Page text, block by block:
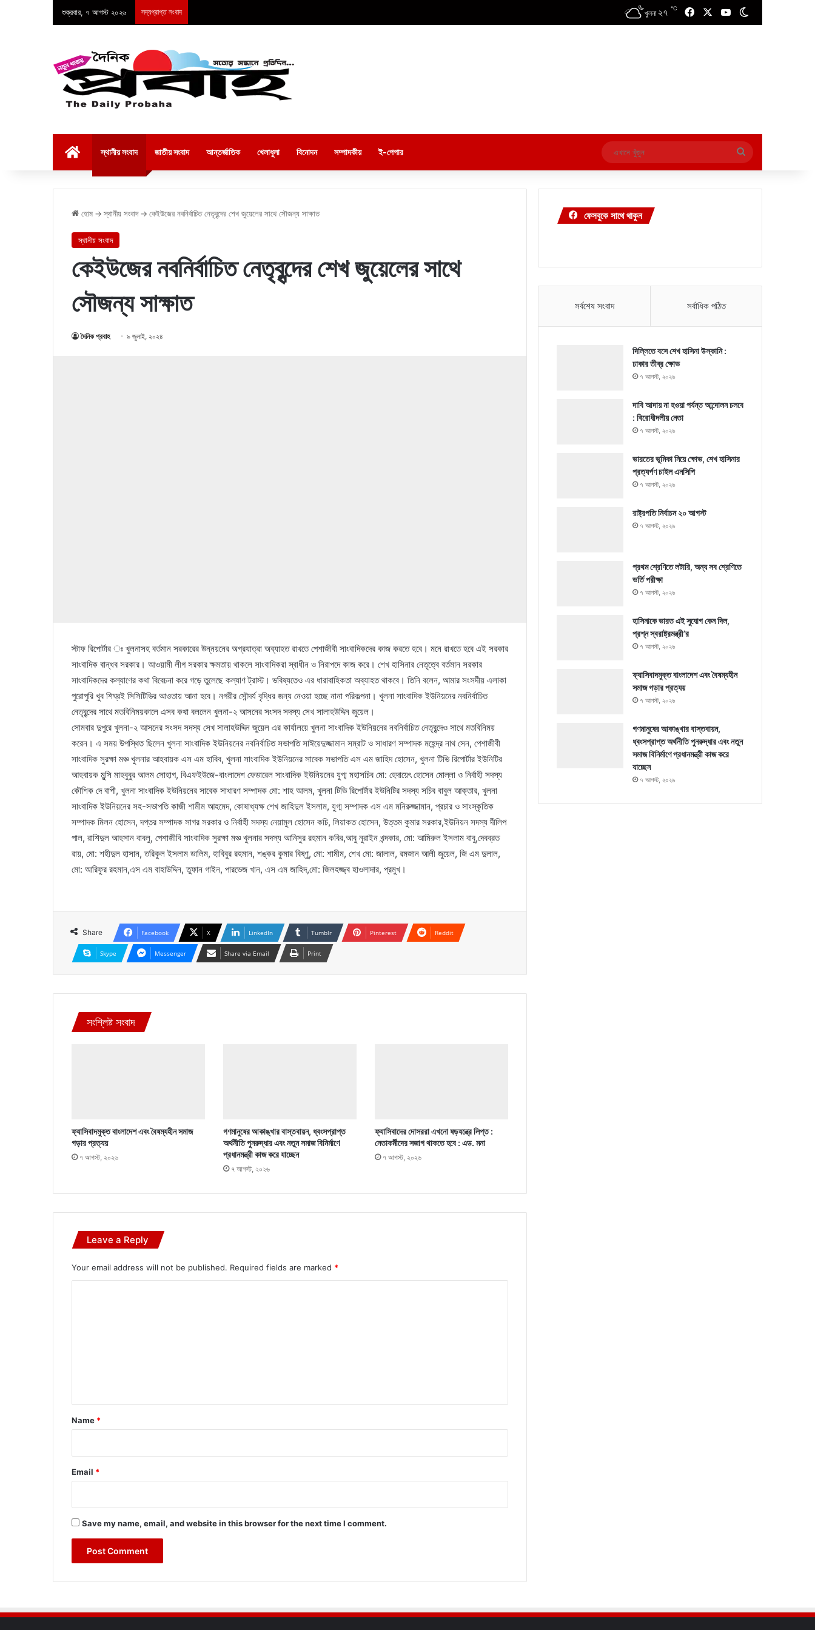
শুক্রবার, ৭ আগস্ট ২০২৬ সদ্যপ্রাপ্ত সংবাদ খুলনা ২৭ ℃ FacebookYouTube
স্থানীয় সংবাদ জাতীয় সংবাদ আন্তর্জাতিক খেলাধুলা বিনোদন সম্পাদকীয় ই-পেপার
এখানে
খুঁজুন
হোম → স্থানীয় সংবাদ → কেইউজের নবনির্বাচিত নেতৃবৃন্দের শেখ জুয়েলের সাথে সৌজন্য সাক্ষাত
স্থানীয় সংবাদ
কেইউজের নবনির্বাচিত নেতৃবৃন্দের শেখ জুয়েলের সাথে
সৌজন্য সাক্ষাত
দৈনিক প্রবাহ ৯ জুলাই, ২০২৪
স্টাফ রিপোর্টার ঃ খুলনাসহ বর্তমান সরকারের উন্নয়নের অগ্রযাত্রা অব্যাহত রাখতে পেশাজীবী সাংবাদিকদের কাজ করতে হবে। মনে রাখতে হবে এই সরকার
সাংবাদিক বান্ধব সরকার। আওয়ামী লীগ সরকার ক্ষমতায় থাকলে সাংবাদিকরা স্বাধীন ও নিরাপদে কাজ করে। শেখ হাসিনার নেতৃত্বে বর্তমান সরকার
সাংবাদিকদের কল্যাণের কথা বিবেচনা করে গড়ে তুলেছে কল্যাণ ট্রাস্ট। ভবিষ্যতেও এর ধারাবাহিকতা অব্যাহত থাকবে। তিনি বলেন, আমার সংসদীয় এলাকা
পুরোপুরি খুব শিঘ্রই সিসিটিভির আওতায় আনা হবে। নগরীর সৌন্দর্য বৃদ্ধির জন্য নেওয়া হচ্ছে নানা পরিকল্পনা। খুলনা সাংবাদিক ইউনিয়নের নবনির্বাচিত
নেতৃবৃন্দের সাথে মতবিনিময়কালে এসব কথা বললেন খুলনা-২ আসনের সংসদ সদস্য সেখ সালাহউদ্দিন জুয়েল।
সোমবার দুপুরে খুলনা-২ আসনের সংসদ সদস্য সেখ সালাহউদ্দিন জুয়েল এর কার্যালয়ে খুলনা সাংবাদিক ইউনিয়নের নবনির্বাচিত নেতৃবৃন্দেও সাথে মতবিনিময়
করেন। এ সময় উপস্থিত ছিলেন খুলনা সাংবাদিক ইউনিয়নের নবনির্বাচিত সভাপতি সাঈয়েদুজ্জামান সম্রাট ও সাধারণ সম্পাদক মহেন্দ্র নাথ সেন, পেশাজীবী
সাংবাদিক সুরক্ষা মঞ্চ খুলনার আহবায়ক এস এম হাবিব, খুলনা সাংবাদিক ইউনিয়নের সাবেক সভাপতি এস এম জাহিদ হোসেন, খুলনা টিভি রিপোর্টার ইউনিটির
আহবায়ক মুন্সি মাহবুবুর আলম সোহাগ, বিএফইউজে-বাংলাদেশ ফেডারেল সাংবাদিক ইউনিয়নের যুগ্ম মহাসচিব মো: হেদায়েৎ হোসেন মোল্লা ও নির্বাহী সদস্য
কৌশিক দে বাপী, খুলনা সাংবাদিক ইউনিয়নের সাবেক সাধারণ সম্পাদক মো: শাহ আলম, খুলনা টিভি রিপোর্টার ইউনিটির সদস্য সচিব বাবুল আক্তার, খুলনা
সাংবাদিক ইউনিয়নের সহ-সভাপতি কাজী শামীম আহমেদ, কোষাধ্যক্ষ শেখ জাহিদুল ইসলাম, যুগ্ম সম্পাদক এস এম মনিরুজ্জামান, প্রচার ও সাংস্কৃতিক
সম্পাদক মিলন হোসেন, দপ্তর সম্পাদক সাগর সরকার ও নির্বাহী সদস্য নেয়ামুল হোসেন কচি, লিয়াকত হোসেন, উত্তম কুমার সরকার,ইউনিয়ন সদস্য দীলিপ
পাল, রাশিদুল আহসান বাবলু, পেশাজীবি সাংবাদিক সুরক্ষা মঞ্চ খুলনার সদস্য আনিসুর রহমান কবির,আবু নুরাইন খন্দকার, মো: আমিরুল ইসলাম বাবু,দেবব্রত
রায়, মো: শহীদুল হাসান, তরিকুল ইসলাম ডালিম, হাবিবুর রহমান, শঙ্কর কুমার বিষ্ণু, মো: শামীম, শেখ মো: জালাল, রমজান আলী জুয়েল, জি এম দুলাল,
মো: আরিফুর রহমান,এস এম বাহাউদ্দিন, তুফান গাইন, পারভেজ খান, এস এম জাহিদ,মো: জিলহজ্জ্ব হাওলাদার, প্রমুখ।
Share Facebook X LinkedIn Tumblr Pinterest Reddit
Skype Messenger Share via Email Print
সংশ্লিষ্ট সংবাদ
ফ্যাসিবাদমুক্ত বাংলাদেশ এবং বৈষম্যহীন সমাজ
গড়ার প্রত্যয়
৭ আগস্ট, ২০২৬
গণমানুষের আকাঙ্খার বাস্তবায়ন, ধ্বংসপ্রাপ্ত
অর্থনীতি পুনরুদ্ধার এবং নতুন সমাজ বিনির্মাণে
প্রধানমন্ত্রী কাজ করে যাচ্ছেন
৭ আগস্ট, ২০২৬
ফ্যাসিবাদের দোসররা এখনো ষড়যন্ত্রে লিপ্ত :
নেতাকর্মীদের সজাগ থাকতে হবে : এড. মনা
৭ আগস্ট, ২০২৬
Leave a Reply
Your email address will not be published. Required fields are marked *
*
Name *
Email *
Save my name, email, and website in this browser for the next time I comment.
ফেসবুকে সাথে থাকুন
সর্বশেষ সংবাদ সর্বাধিক পঠিত
দিল্লিতে বসে শেখ হাসিনা উস্কানি :
ঢাকার তীব্র ক্ষোভ
৭ আগস্ট, ২০২৬
দাবি আদায় না হওয়া পর্যন্ত আন্দোলন চলবে
: বিরোধীদলীয় নেতা
৭ আগস্ট, ২০২৬
ভারতের ভূমিকা নিয়ে ক্ষোভ, শেখ হাসিনার
প্রত্যর্পণ চাইল এনসিপি
৭ আগস্ট, ২০২৬
রাষ্ট্রপতি নির্বাচন ২০ আগস্ট
৭ আগস্ট, ২০২৬
প্রথম শ্রেণিতে লটারি, অন্য সব শ্রেণিতে
ভর্তি পরীক্ষা
৭ আগস্ট, ২০২৬
হাসিনাকে ভারত এই সুযোগ কেন দিল,
প্রশ্ন স্বরাষ্ট্রমন্ত্রী’র
৭ আগস্ট, ২০২৬
ফ্যাসিবাদমুক্ত বাংলাদেশ এবং বৈষম্যহীন
সমাজ গড়ার প্রত্যয়
৭ আগস্ট, ২০২৬
গণমানুষের আকাঙ্খার বাস্তবায়ন,
ধ্বংসপ্রাপ্ত অর্থনীতি পুনরুদ্ধার এবং নতুন
সমাজ বিনির্মাণে প্রধানমন্ত্রী কাজ করে
যাচ্ছেন
৭ আগস্ট, ২০২৬